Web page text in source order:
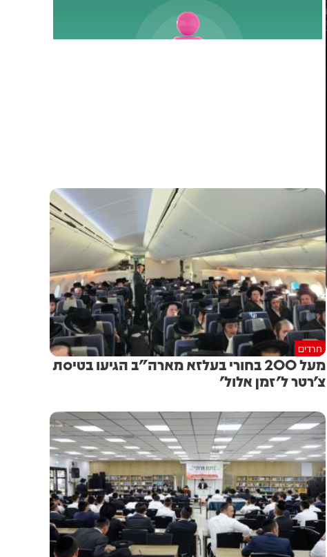
חרדים
מעל 200 בחורי בעלזא מארה"ב הגיעו בטיסת
צ'רטר ל'זמן אלול'